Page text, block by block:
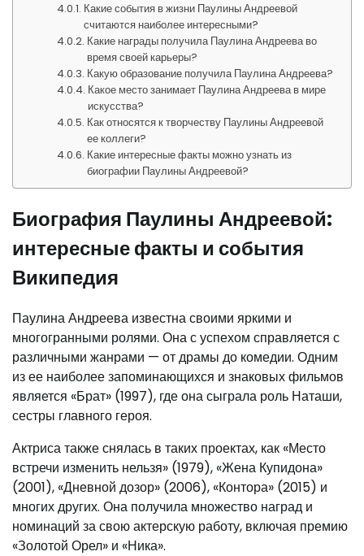
Какие события в жизни Паулины Андреевой
считаются наиболее интересными?
Какие награды получила Паулина Андреева во
время своей карьеры?
Какую образование получила Паулина Андреева?
Какое место занимает Паулина Андреева в мире
искусства?
Как относятся к творчеству Паулины Андреевой
ее коллеги?
Какие интересные факты можно узнать из
биографии Паулины Андреевой?
Биография Паулины Андреевой:
интересные факты и события
Википедия
Паулина Андреева известна своими яркими и
многогранными ролями. Она с успехом справляется с
различными жанрами — от драмы до комедии. Одним
из ее наиболее запоминающихся и знаковых фильмов
является «Брат» (1997), где она сыграла роль Наташи,
сестры главного героя.
Актриса также снялась в таких проектах, как «Место
встречи изменить нельзя» (1979), «Жена Купидона»
(2001), «Дневной дозор» (2006), «Контора» (2015) и
многих других. Она получила множество наград и
номинаций за свою актерскую работу, включая премию
«Золотой Орел» и «Ника».